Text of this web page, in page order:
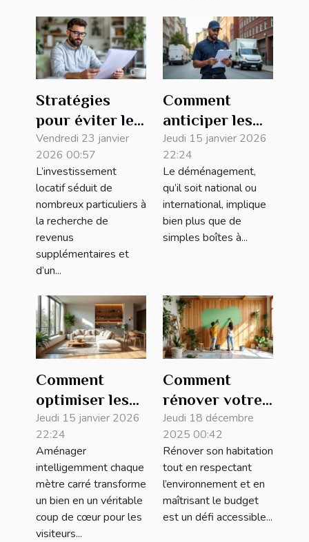
Stratégies
pour éviter les
pièges
courants en
investissement
locatif
Vendredi 23 janvier
2026 00:57
L’investissement
locatif séduit de
nombreux particuliers à
la recherche de
revenus
supplémentaires et
d’un...
Comment
anticiper les
défis
réglementaires
dans le
déménagement
?
Jeudi 15 janvier 2026
22:24
Le déménagement,
qu’il soit national ou
international, implique
bien plus que de
simples boîtes à...
Comment
optimiser les
espaces de
votre bien
pour le rendre
plus attractif ?
Jeudi 15 janvier 2026
22:24
Aménager
intelligemment chaque
mètre carré transforme
un bien en un véritable
coup de cœur pour les
visiteurs...
Comment
rénover votre
maison de
manière
écologique et
économique ?
Jeudi 18 décembre
2025 00:42
Rénover son habitation
tout en respectant
l’environnement et en
maîtrisant le budget
est un défi accessible...